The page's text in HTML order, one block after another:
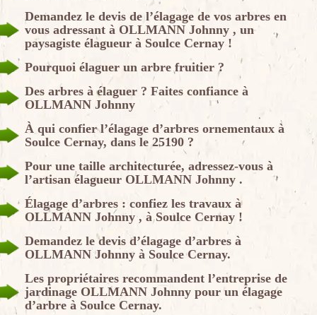
Demandez le devis de l’élagage de vos arbres en
vous adressant à OLLMANN Johnny , un
paysagiste élagueur à Soulce Cernay !
Pourquoi élaguer un arbre fruitier ?
Des arbres à élaguer ? Faites confiance à
OLLMANN Johnny
À qui confier l’élagage d’arbres ornementaux à
Soulce Cernay, dans le 25190 ?
Pour une taille architecturée, adressez-vous à
l’artisan élagueur OLLMANN Johnny .
Élagage d’arbres : confiez les travaux à
OLLMANN Johnny , à Soulce Cernay !
Demandez le devis d’élagage d’arbres à
OLLMANN Johnny à Soulce Cernay.
Les propriétaires recommandent l’entreprise de
jardinage OLLMANN Johnny pour un élagage
d’arbre à Soulce Cernay.